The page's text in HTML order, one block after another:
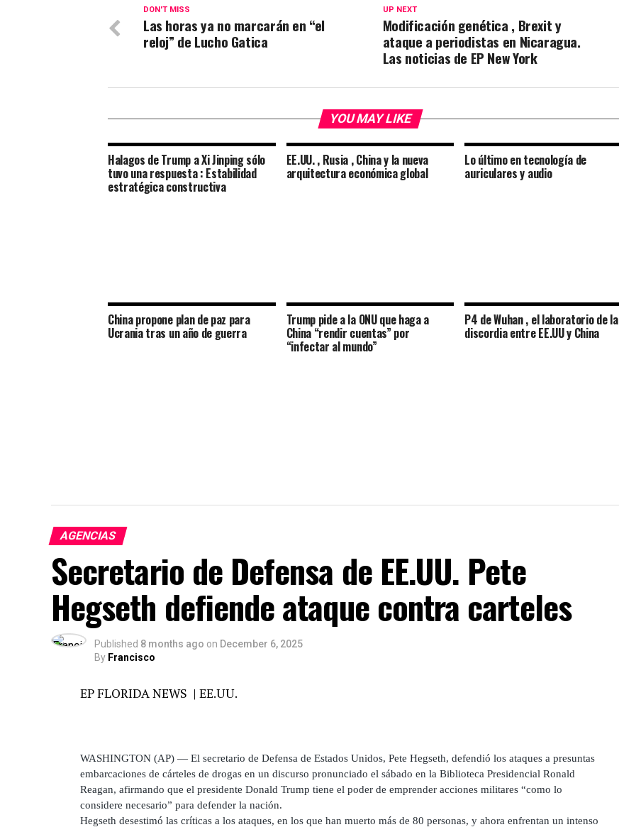
UP NEXT
Modificación genética , Brexit y
ataque a periodistas en Nicaragua.
Las noticias de EP New York
DON'T MISS
Las horas ya no marcarán en “el
reloj” de Lucho Gatica
YOU MAY LIKE
Halagos de Trump a Xi Jinping sólo
tuvo una respuesta : Estabilidad
estratégica constructiva
EE.UU. , Rusia , China y la nueva
arquitectura económica global
Lo último en tecnología de
auriculares y audio
China propone plan de paz para
Ucrania tras un año de guerra
Trump pide a la ONU que haga a
China “rendir cuentas” por
“infectar al mundo”
P4 de Wuhan , el laboratorio de la
discordia entre EE.UU y China
AGENCIAS
Secretario de Defensa de EE.UU. Pete
Hegseth defiende ataque contra carteles
Published 8 months ago on December 6, 2025
By Francisco
EP FLORIDA NEWS | EE.UU.
WASHINGTON (AP) — El secretario de Defensa de Estados Unidos, Pete Hegseth, defendió los ataques a presuntas
embarcaciones de cárteles de drogas en un discurso pronunciado el sábado en la Biblioteca Presidencial Ronald
Reagan, afirmando que el presidente Donald Trump tiene el poder de emprender acciones militares “como lo
considere necesario” para defender la nación.
Hegseth desestimó las críticas a los ataques, en los que han muerto más de 80 personas, y ahora enfrentan un intenso